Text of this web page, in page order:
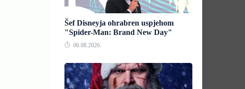
Šef Disneyja ohrabren uspjehom
"Spider-Man: Brand New Day"
06.08.2026.